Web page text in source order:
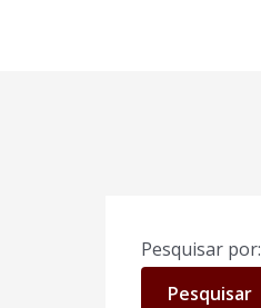
Pesquisar por: